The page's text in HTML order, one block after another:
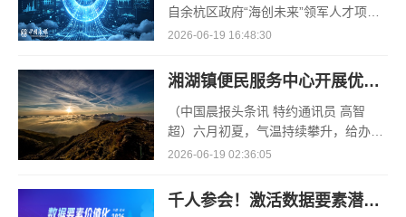
自余杭区政府“海创未来”领军人才项目
的公示名单，让一家成立不足两年的科
有限公司;这不仅
2026-06-19 16:48:30
湘湖镇便民服务中心开展优化大学生创业补贴申领服务行动
（中国晨报头条讯 特约通讯员 高智
超）六月初夏，气温持续攀升，给办事
群众出行带来诸多不便。为切实减轻辖
奔波难题，湘湖镇便民服务中心
2026-06-19 02:36:05
千人参会！激活数据要素潜能，立足国家战略推进数实融合｜数据要素价值化与产业创新大会成功举办